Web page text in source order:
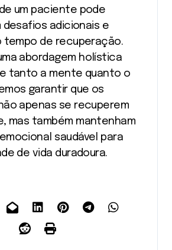
um paciente pode
desafios adicionais e
tempo de recuperação.
abordagem holística
tanto a mente quanto o
garantir que os
apenas se recuperem
mas também mantenham
saudável para
de vida duradoura.